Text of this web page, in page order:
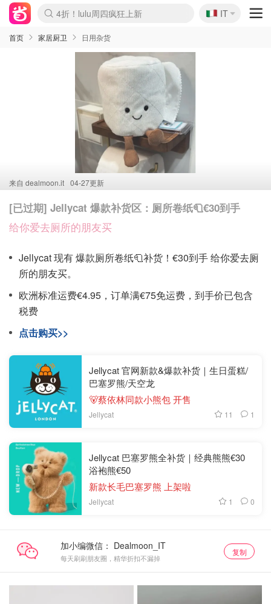
Boticinal 夏促开抢！
4折！lulu周四疯狂上新
速领！Stanley独家85折
Zalando 奥莱闪促！每日更新
🇮🇹
IT
首页 家居厨卫 日用杂货
来自 dealmoon.it 04-27更新
[已过期] Jellycat 爆款补货区：厕所卷纸🧻€30到手
给你爱去厕所的朋友买
Jellycat 现有 爆款厕所卷纸🧻补货！€30到手 给你爱去厕
所的朋友买。
欧洲标准运费€4.95，订单满€75免运费，到手价已包含
税费
点击购买>>
Jellycat 官网新款&爆款补货｜生日蛋糕/
巴塞罗熊/天空龙
🐻蔡依林同款小熊包 开售
Jellycat 11 1
Jellycat 巴塞罗熊全补货｜经典熊熊€30
浴袍熊€50
新款长毛巴塞罗熊 上架啦
Jellycat 1 0
加小编微信：
每天刷刷朋友圈，精华折扣不漏掉
复制